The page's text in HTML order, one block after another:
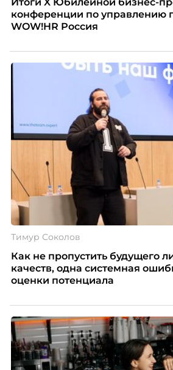
конференции по управлению
WOW!HR Россия
Тимур Соколов
Как не пропустить будущего
качеств, одна системная
оценки потенциала